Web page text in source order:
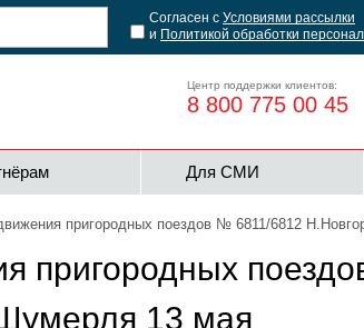
Согласен с Условиями рассылки
и Политикой обработки
Центр поддержки клиентов:
8 800 775 00 45
Для СМИ
пригородных поездов № 6811/6812
пригородных
13 мая